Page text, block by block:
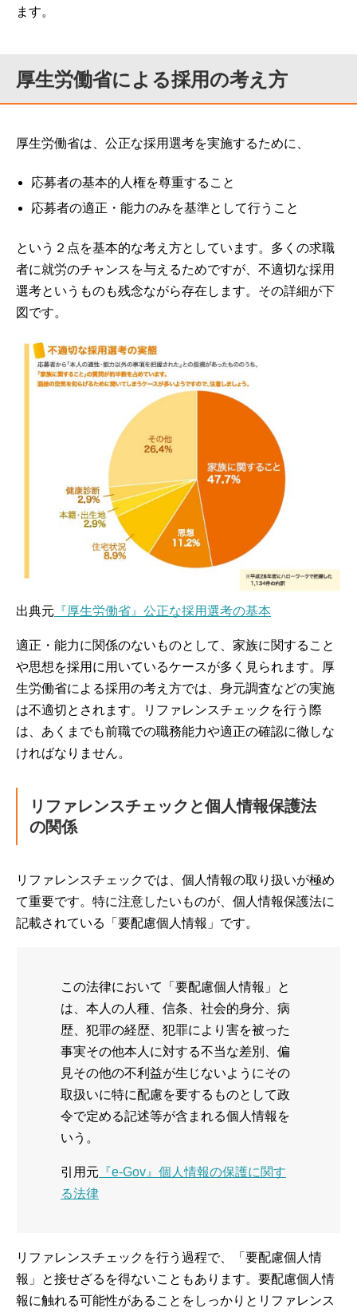
ます。
厚生労働省による採用の考え方
厚生労働省は、公正な採用選考を実施するために、
応募者の基本的人権を尊重すること
応募者の適正・能力のみを基準として行うこと
という２点を基本的な考え方としています。多くの求職
者に就労のチャンスを与えるためですが、不適切な採用
選考というものも残念ながら存在します。その詳細が下
図です。
出典元 『厚生労働省』公正な採用選考の基本
適正・能力に関係のないものとして、家族に関すること
や思想を採用に用いているケースが多く見られます。厚
生労働省による採用の考え方では、身元調査などの実施
は不適切とされます。リファレンスチェックを行う際
は、あくまでも前職での職務能力や適正の確認に徹しな
ければなりません。
リファレンスチェックと個人情報保護法
の関係
リファレンスチェックでは、個人情報の取り扱いが極め
て重要です。特に注意したいものが、個人情報保護法に
記載されている「要配慮個人情報」です。
この法律において「要配慮個人情報」と
は、本人の人種、信条、社会的身分、病
歴、犯罪の経歴、犯罪により害を被った
事実その他本人に対する不当な差別、偏
見その他の不利益が生じないようにその
取扱いに特に配慮を要するものとして政
令で定める記述等が含まれる個人情報を
いう。
引用元 『e-Gov』個人情報の保護に関す
る法律
リファレンスチェックを行う過程で、「要配慮個人情
報」と接せざるを得ないこともあります。要配慮個人情
報に触れる可能性があることをしっかりとリファレンス